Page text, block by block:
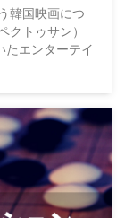
韓国映画につ
トゥサン）
たエンターテイ